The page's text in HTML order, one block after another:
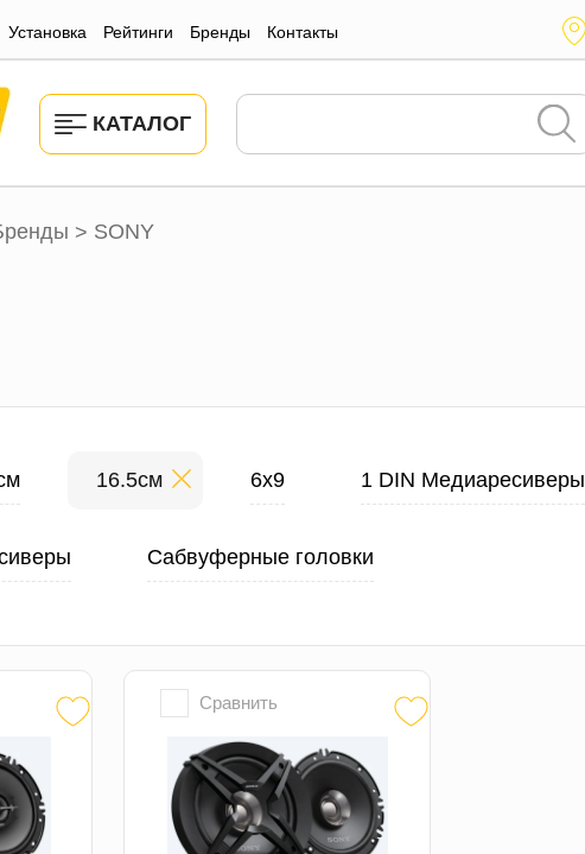
Установка Рейтинги Бренды Контакты
КАТАЛОГ
> SONY
16.5см 6х9 1 DIN Медиаресиверы
Сабвуферные головки
Сравнить